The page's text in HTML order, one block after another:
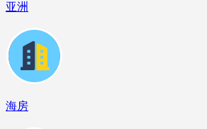
亚洲
海房